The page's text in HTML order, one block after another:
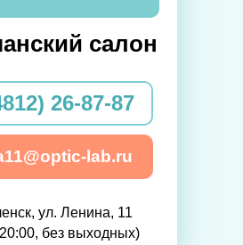
ул. Ленина, 11
без выходных)
салон
26-87-87
lab.ru